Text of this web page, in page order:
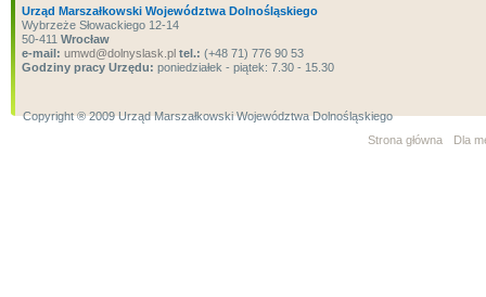
Urząd Marszałkowski Województwa Dolnośląskiego
Wybrzeże Słowackiego 12-14
50-411 Wrocław
e-mail: umwd@dolnyslask.pl tel.: (+48 71) 776 90 53
Godziny pracy Urzędu: poniedziałek - piątek: 7.30 - 15.30
Copyright ® 2009 Urząd Marszałkowski Województwa Dolnośląskiego
Strona główna
Dla